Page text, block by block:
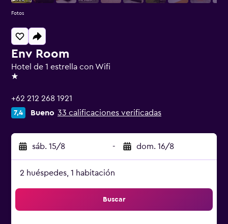
Env Room
Hotel de 1 estrella con Wifi
1 estrella
+62 212 268 1921
7,4 Bueno 33 calificaciones verificadas
sáb. 15/8 - dom. 16/8
2 huéspedes, 1 habitación
Buscar
Fotos